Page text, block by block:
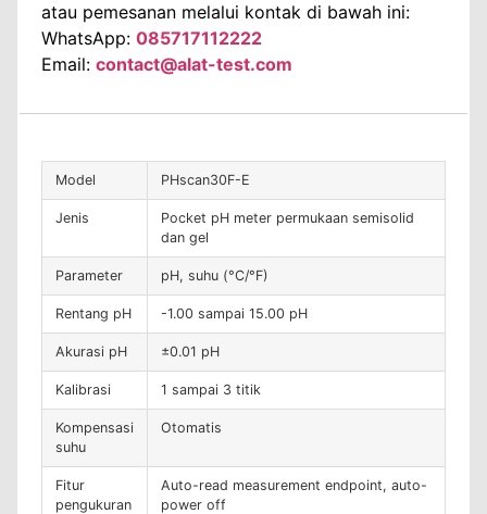
atau pemesanan melalui kontak di bawah ini:
WhatsApp: 085717112222
Email: contact@alat-test.com
Model PHscan30F-E
Jenis
Pocket pH meter permukaan semisolid
dan gel
Parameter pH, suhu (°C/°F)
Rentang pH -1.00 sampai 15.00 pH
Akurasi pH ±0.01 pH
Kalibrasi 1 sampai 3 titik
Kompensasi
suhu
Otomatis
Fitur
pengukuran
Auto-read measurement endpoint, auto-
power off